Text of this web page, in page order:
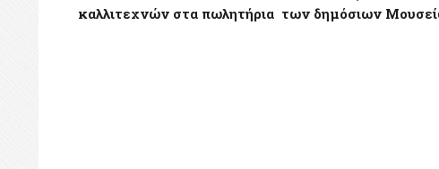
καλλιτεχνών στα πωλητήρια των δημόσιων